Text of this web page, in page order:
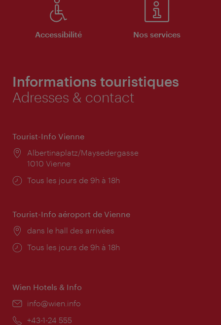
Accessibilité Nos services
Informations touristiques
Adresses & contact
Tourist-Info Vienne
Lieu:
Albertinaplatz/Maysedergasse
1010 Vienne
Horaires
Tous les jours de 9h à 18h
Tourist-Info aéroport de Vienne
Lieu:
dans le hall des arrivées
Horaires
Tous les jours de 9h à 18h
Wien Hotels & Info
E-
info@wien.info
Téléphone:
+43-1-24 555